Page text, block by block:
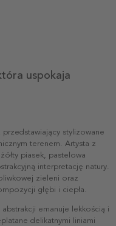
uspokaja
przedstawiający stylizowane
terenem. Artysta z
piasek, pastelowa
interpretację natury.
zieleni oraz
głębi i ciepła.
emanuje lekkością i
delikatnymi liniami